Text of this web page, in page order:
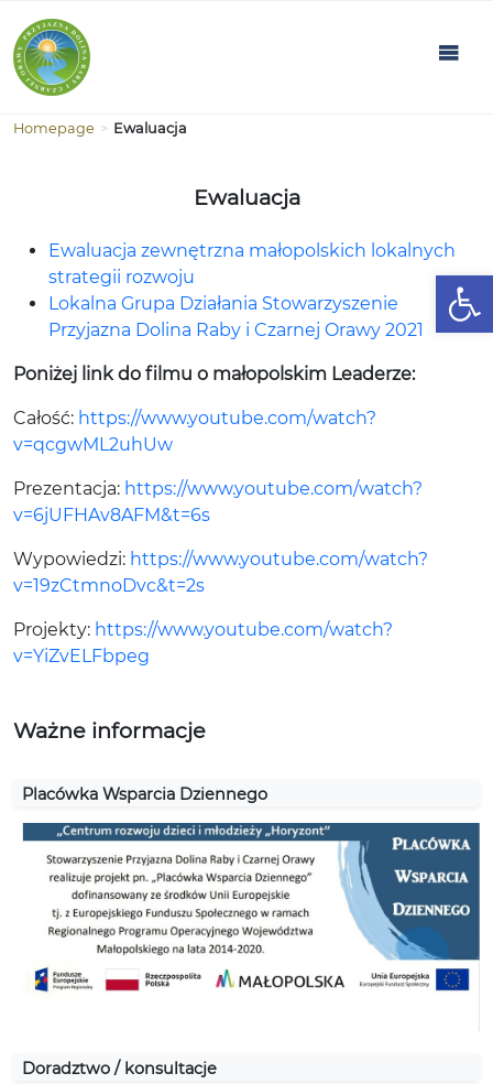
Homepage > Ewaluacja
Ewaluacja
Ewaluacja zewnętrzna małopolskich lokalnych
strategii rozwoju
Lokalna Grupa Działania Stowarzyszenie
Przyjazna Dolina Raby i Czarnej Orawy 2021
Poniżej link do filmu o małopolskim Leaderze:
Całość: https://www.youtube.com/watch?
v=qcgwML2uhUw
Prezentacja: https://www.youtube.com/watch?
v=6jUFHAv8AFM&t=6s
Wypowiedzi: https://www.youtube.com/watch?
v=19zCtmnoDvc&t=2s
Projekty: https://www.youtube.com/watch?
v=YiZvELFbpeg
Ważne informacje
Placówka Wsparcia Dziennego
Doradztwo / konsultacje